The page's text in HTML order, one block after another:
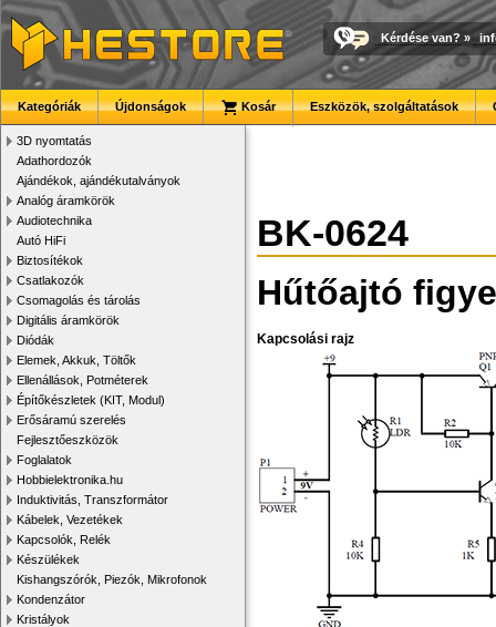
Kérdése van? »
Kategóriák Újdonságok Kosár Eszközök, szolgáltatások
3D nyomtatás
Adathordozók
Ajándékok, ajándékutalványok
Analóg áramkörök
Audiotechnika
Autó HiFi
Biztosítékok
Csatlakozók
Csomagolás és tárolás
Digitális áramkörök
Diódák
Elemek, Akkuk, Töltők
Ellenállások, Potméterek
Építőkészletek (KIT, Modul)
Erősáramú szerelés
Fejlesztőeszközök
Foglalatok
Hobbielektronika.hu
Induktivitás, Transzformátor
Kábelek, Vezetékek
Kapcsolók, Relék
Készülékek
Kishangszórók, Piezók, Mikrofonok
Kondenzátor
Kristályok
BK-0624
Hűtőajtó
Kapcsolási rajz